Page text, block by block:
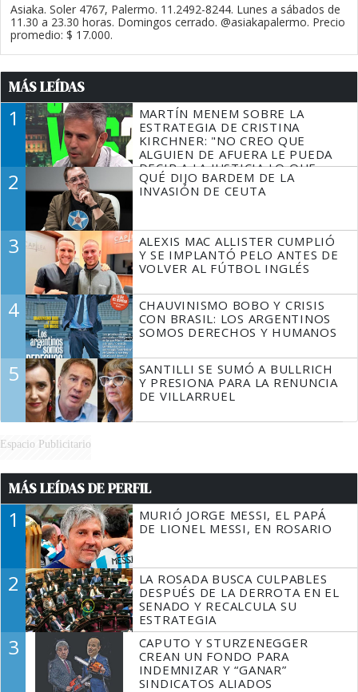
Asiaka. Soler 4767, Palermo. 11.2492-8244. Lunes a sábados de
11.30 a 23.30 horas. Domingos cerrado. @asiakapalermo. Precio
promedio: $ 17.000.
MÁS LEÍDAS
1
MARTÍN MENEM SOBRE LA
ESTRATEGIA DE CRISTINA
KIRCHNER: "NO CREO QUE
ALGUIEN DE AFUERA LE PUEDA
DECIR A LA JUSTICIA LO QUE
TIENE QUE HACER"
2
QUÉ DIJO BARDEM DE LA
INVASIÓN DE CEUTA
3
ALEXIS MAC ALLISTER CUMPLIÓ
Y SE IMPLANTÓ PELO ANTES DE
VOLVER AL FÚTBOL INGLÉS
4
CHAUVINISMO BOBO Y CRISIS
CON BRASIL: LOS ARGENTINOS
SOMOS DERECHOS Y HUMANOS
5
SANTILLI SE SUMÓ A BULLRICH
Y PRESIONA PARA LA RENUNCIA
DE VILLARRUEL
Espacio Publicitario
MÁS LEÍDAS DE PERFIL
1
MURIÓ JORGE MESSI, EL PAPÁ
DE LIONEL MESSI, EN ROSARIO
2
LA ROSADA BUSCA CULPABLES
DESPUÉS DE LA DERROTA EN EL
SENADO Y RECALCULA SU
ESTRATEGIA
3
CAPUTO Y STURZENEGGER
CREAN UN FONDO PARA
INDEMNIZAR Y “GANAR”
SINDICATOS ALIADOS